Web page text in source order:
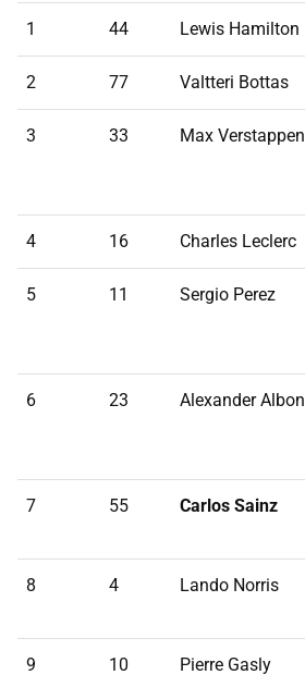
1 44 Lewis Hamilton
2 77 Valtteri Bottas
3 33 Max Verstappen
4 16 Charles Leclerc
5 11 Sergio Perez
6 23 Alexander Albon
7 55 Carlos Sainz
8 4 Lando Norris
9 10 Pierre Gasly